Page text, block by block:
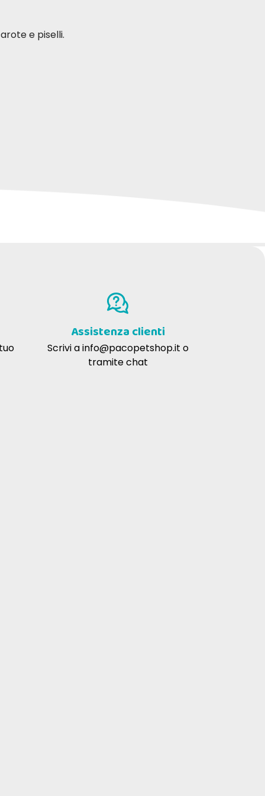
consigliare a chi ama i ns amici
e piselli.
del prodotto per mantenere un
ai 6 mesi, seguendo le indicazioni sulla
parte di una dieta equilibrata per
e Mini Bones, oltre a Snack di
Assicurati di richiudere bene il
Assistenza clienti
Scrivi ainfo@pacopetshop.it o
tramite chat